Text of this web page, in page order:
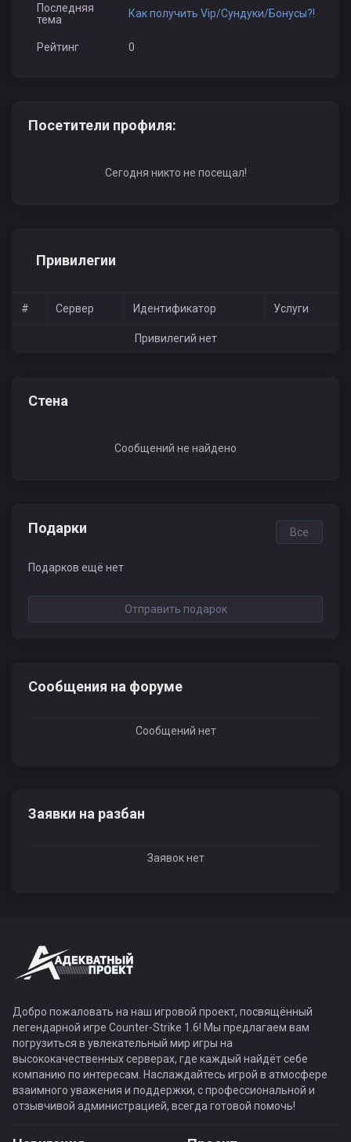
Последняя
тема
Как получить Vip/Сундуки/Бонусы?!
Рейтинг 0
Посетители профиля:
Сегодня никто не посещал!
Привилегии
# Сервер Идентификатор Услуги
Привилегий нет
Стена
Сообщений не найдено
Подарки Все
Подарков ещё нет
Отправить подарок
Сообщения на форуме
Сообщений нет
Заявки на разбан
Заявок нет
Добро пожаловать на наш игровой проект, посвящённый
легендарной игре Counter-Strike 1.6! Мы предлагаем вам
погрузиться в увлекательный мир игры на
высококачественных серверах, где каждый найдёт себе
компанию по интересам. Наслаждайтесь игрой в атмосфере
взаимного уважения и поддержки, с профессиональной и
отзывчивой администрацией, всегда готовой помочь!